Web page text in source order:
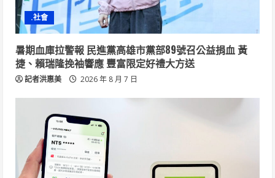
.社會
暑期血庫拉警報 民進黨高雄市黨部89號召公益捐血 黃
捷、賴瑞隆挽袖響應 豐富限定好禮大方送
記者洪惠美 2026 年 8 月 7 日